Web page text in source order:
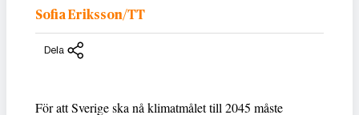
Sofia Eriksson/TT
Dela
För att Sverige ska nå klimatmålet till 2045 måste